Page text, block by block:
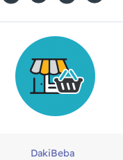
DakiBeba